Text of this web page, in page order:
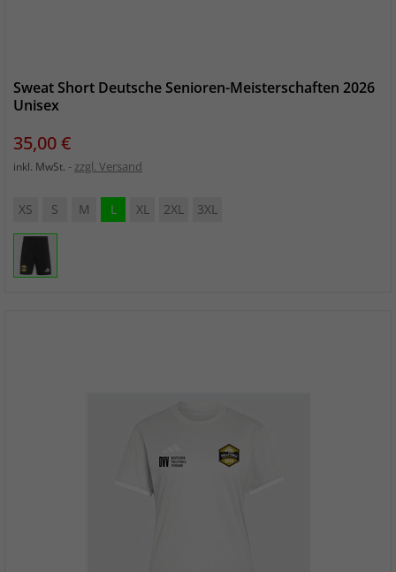
Sweat Short Deutsche Senioren-Meisterschaften 2026
Unisex
Preis
35,00 €
inkl. MwSt. zzgl. Versand
XS S M L XL 2XL 3XL